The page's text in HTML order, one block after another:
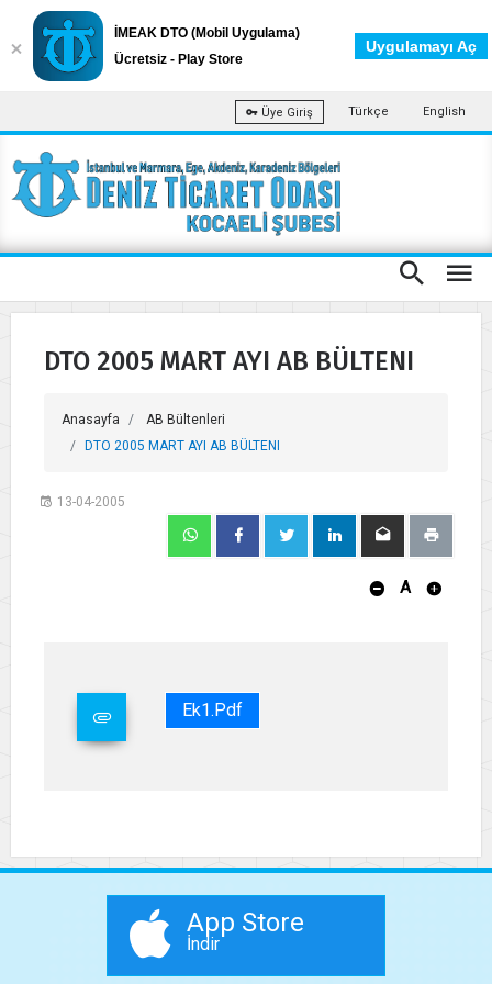
Üye Giriş Türkçe English
DTO 2005 MART AYI AB BÜLTENI
Anasayfa
AB Bültenleri
DTO 2005 MART AYI AB BÜLTENI
13-04-2005
A
Ek1.pdf
App Store
İndir
İMEAK DTO (Mobil Uygulama)
Ücretsiz - Play Store
Uygulamayı Aç